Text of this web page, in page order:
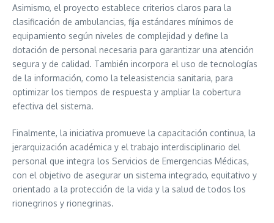
Asimismo, el proyecto establece criterios claros para la
clasificación de ambulancias, fija estándares mínimos de
equipamiento según niveles de complejidad y define la
dotación de personal necesaria para garantizar una atención
segura y de calidad. También incorpora el uso de tecnologías
de la información, como la teleasistencia sanitaria, para
optimizar los tiempos de respuesta y ampliar la cobertura
efectiva del sistema.
Finalmente, la iniciativa promueve la capacitación continua, la
jerarquización académica y el trabajo interdisciplinario del
personal que integra los Servicios de Emergencias Médicas,
con el objetivo de asegurar un sistema integrado, equitativo y
orientado a la protección de la vida y la salud de todos los
rionegrinos y rionegrinas.